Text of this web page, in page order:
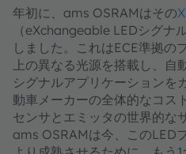
年初に、ams OSRAMはその
（eXchangeable LEDシグナ
しました。これはECE準拠の
上の異なる光源を搭載し、
シグナルアプリケーションを
動車メーカーの全体的なコス
センサとエミッタの世界的な
ams OSRAMは今、このLED